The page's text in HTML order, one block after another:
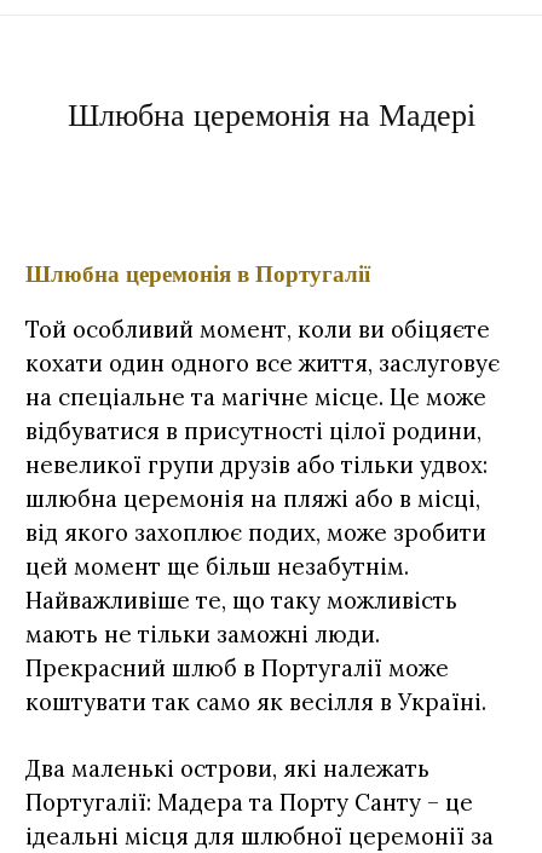
Шлюбна церемонія на Мадері
Шлюбна церемонія в Португалії
Той особливий момент, коли ви обіцяєте
кохати один одного все життя, заслуговує
на спеціальне та магічне місце. Це може
відбуватися в присутності цілої родини,
невеликої групи друзів або тільки удвох:
шлюбна церемонія на пляжі або в місці,
від якого захоплює подих, може зробити
цей момент ще більш незабутнім.
Найважливіше те, що таку можливість
мають не тільки заможні люди.
Прекрасний шлюб в Португалії може
коштувати так само як весілля в Україні.
Два маленькі острови, які належать
Португалії: Мадера та Порту Санту – це
ідеальні місця для шлюбної церемонії за